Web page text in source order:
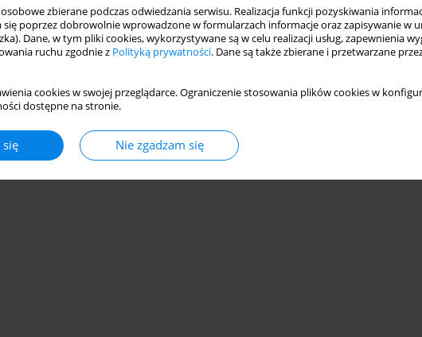
zbierane podczas odwiedzania serwisu. Realizacja funkcji pozyskiwania
poprzez dobrowolnie wprowadzone w formularzach informacje oraz zapisywanie w
Dane, w tym pliki cookies, wykorzystywane są w celu realizacji usług, zapewnienia
ruchu zgodnie z Polityką prywatności. Dane są także zbierane i przetwarzane
cookies w swojej przeglądarce. Ograniczenie stosowania plików cookies w
dostępne na stronie.
się Nie zgadzam się